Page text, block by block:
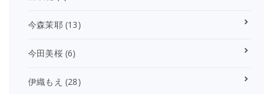
今森茉耶(13)
今田美桜(6)
伊織もえ (28)